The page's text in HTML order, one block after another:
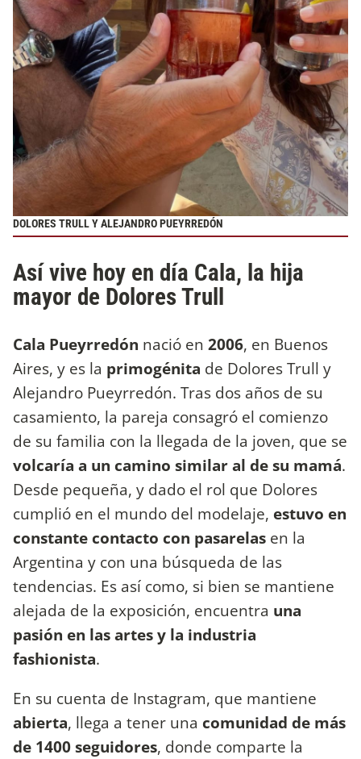
DOLORES TRULL Y ALEJANDRO PUEYRREDÓN
Así vive hoy en día Cala, la hija
mayor de Dolores Trull
Cala Pueyrredón nació en 2006, en Buenos
Aires, y es la primogénita de Dolores Trull y
Alejandro Pueyrredón. Tras dos años de su
casamiento, la pareja consagró el comienzo
de su familia con la llegada de la joven, que se
volcaría a un camino similar al de su mamá.
Desde pequeña, y dado el rol que Dolores
cumplió en el mundo del modelaje, estuvo en
constante contacto con pasarelas en la
Argentina y con una búsqueda de las
tendencias. Es así como, si bien se mantiene
alejada de la exposición, encuentra una
pasión en las artes y la industria
fashionista.
En su cuenta de Instagram, que mantiene
abierta, llega a tener una comunidad de más
de 1400 seguidores, donde comparte la